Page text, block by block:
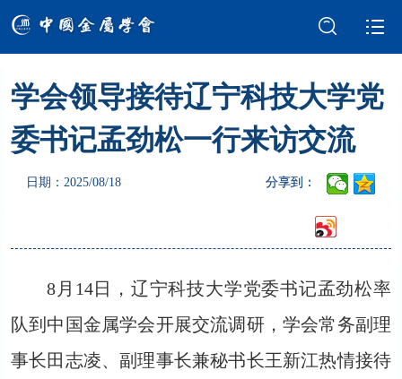
学会介绍 新闻中心
学术交流 会员服务
学会领导接待辽宁科技大学党
委书记孟劲松一行来访交流
日期：2025/08/18 分享到：
8月14日，辽宁科技大学党委书记孟劲松率
队到中国金属学会开展交流调研，学会常务副理
事长田志凌、副理事长兼秘书长王新江热情接待